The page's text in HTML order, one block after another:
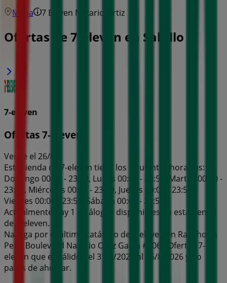
Mapa
7 Eleven Nazario Ortiz
Ofertas de 7-eleven en Saltillo
7-eleven
Ofertas 7-eleven
Vence el 26/8
Esta tienda de 7-eleven tiene los siguientes horarios:
Domingo 00:00 - 23:59, Lunes 00:00 - 23:59, Martes 00:00 -
23:59, Miércoles 00:00 - 23:59, Jueves 00:00 - 23:59,
Viernes 00:00 - 23:59, Sábado 00:00 - 23:59
Actualmente hay 1 catálogos disponibles en esta tienda
de 7-eleven.
Navega por el último catálogo de 7-eleven en Rancho La
Peña Boulevard Nazario Ortiz Garza #4068 Ofertas 7-
eleven que es válido del 31/7/2026 al 26/8/2026 y no
pares de ahorrar.